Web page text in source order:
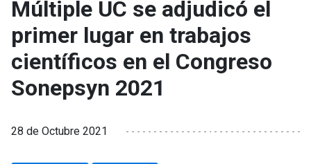
Múltiple UC se adjudicó el
primer lugar en trabajos
científicos en el Congreso
Sonepsyn 2021
28 de Octubre 2021